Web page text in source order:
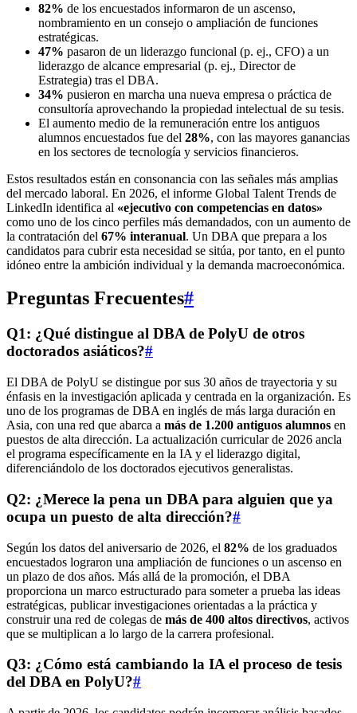
82% de los encuestados informaron de un ascenso,
nombramiento en un consejo o ampliación de funciones
estratégicas.
47% pasaron de un liderazgo funcional (p. ej., CFO) a un
liderazgo de alcance empresarial (p. ej., Director de
Estrategia) tras el DBA.
34% pusieron en marcha una nueva empresa o práctica de
consultoría aprovechando la propiedad intelectual de su tesis.
El aumento medio de la remuneración entre los antiguos
alumnos encuestados fue del 28%, con las mayores ganancias
en los sectores de tecnología y servicios financieros.
Estos resultados están en consonancia con las señales más amplias
del mercado laboral. En 2026, el informe Global Talent Trends de
LinkedIn identifica al «ejecutivo con competencias en datos»
como uno de los cinco perfiles más demandados, con un aumento de
la contratación del 67% interanual. Un DBA que prepara a los
candidatos para cubrir esta necesidad se sitúa, por tanto, en el punto
idóneo entre la ambición individual y la demanda macroeconómica.
Preguntas Frecuentes#
Q1: ¿Qué distingue al DBA de PolyU de otros
doctorados asiáticos?#
El DBA de PolyU se distingue por sus 30 años de trayectoria y su
énfasis en la investigación aplicada y centrada en la organización. Es
uno de los programas de DBA en inglés de más larga duración en
Asia, con una red que abarca a más de 1.200 antiguos alumnos en
puestos de alta dirección. La actualización curricular de 2026 ancla
el programa específicamente en la IA y el liderazgo digital,
diferenciándolo de los doctorados ejecutivos generalistas.
Q2: ¿Merece la pena un DBA para alguien que ya
ocupa un puesto de alta dirección?#
Según los datos del aniversario de 2026, el 82% de los graduados
encuestados lograron una ampliación de funciones o un ascenso en
un plazo de dos años. Más allá de la promoción, el DBA
proporciona un marco estructurado para someter a prueba las ideas
estratégicas, publicar investigaciones orientadas a la práctica y
construir una red de colegas de más de 400 altos directivos, activos
que se multiplican a lo largo de la carrera profesional.
Q3: ¿Cómo está cambiando la IA el proceso de tesis
del DBA en PolyU?#